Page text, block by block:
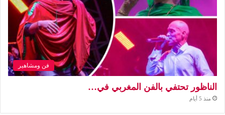
فن ومشاهير
الناظور تحتفي بالفن المغربي في…
منذ 5 أيام